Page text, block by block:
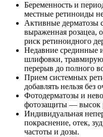
Беременность и
местные ретиноиды
Активные дерматозы
выраженная розацеа,
риск ретиноидного
Недавние срединные
шлифовки,
перерыв до полного
Прием системных
добавлять нельзя без
Фотодерматозы и
фотозащиты — высок
Индивидуальная
покраснение, отек,
частоты и дозы.